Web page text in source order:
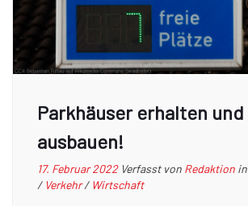
Parkhäuser erhalten und
ausbauen!
17. Februar 2022 Verfasst von Redaktion in
/ Verkehr/ Wirtschaft